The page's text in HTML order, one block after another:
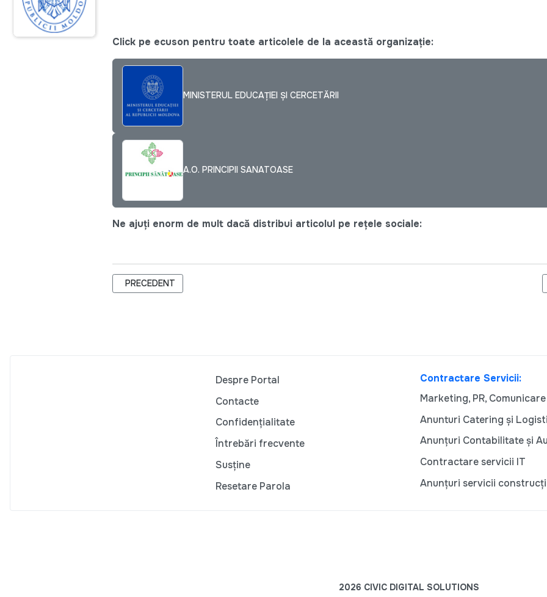
Click pe ecuson pentru toate articolele de la această organizație:
MINISTERUL EDUCAȚIEI ȘI CERCETĂRII
A.O. PRINCIPII SANATOASE
Ne ajuți enorm de mult dacă distribui articolul pe rețele sociale:
ARTICOL PRECEDENT: REINTEGRAREA REPUBLICII MOLDOVA, VALABILĂ DOAR ÎN URMA CONJUNCTURII
PRECEDENT
Despre Portal
Contacte
Confidențialitate
Întrebări frecvente
Susține
Resetare Parola
Contractare Servicii:
Marketing, PR, Comunicare
Anunturi Catering și
Anunțuri Contabilitate și
Contractare servicii IT
Anunțuri servicii
2026 CIVIC DIGITAL SOLUTIONS